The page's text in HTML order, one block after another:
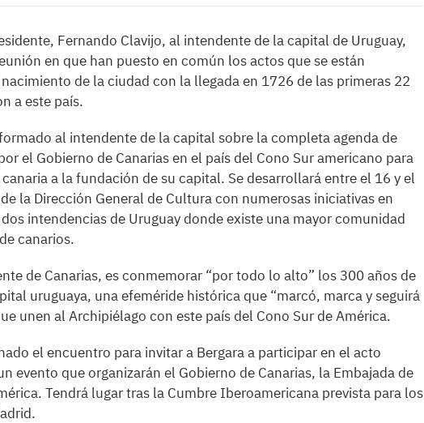
Fernando Clavijo, al intendente de la capital de Uruguay,
en que han puesto en común los actos que se están
de la ciudad con la llegada en 1726 de las primeras 22
a este país.
al intendente de la capital sobre la completa agenda de
el Gobierno de Canarias en el país del Cono Sur americano para
a la fundación de su capital. Se desarrollará entre el 16 y el
la Dirección General de Cultura con numerosas iniciativas en
intendencias de Uruguay donde existe una mayor comunidad
canarios.
de Canarias, es conmemorar “por todo lo alto” los 300 años de
uruguaya, una efeméride histórica que “marcó, marca y seguirá
unen al Archipiélago con este país del Cono Sur de América.
el encuentro para invitar a Bergara a participar en el acto
evento que organizarán el Gobierno de Canarias, la Embajada de
Tendrá lugar tras la Cumbre Iberoamericana prevista para los